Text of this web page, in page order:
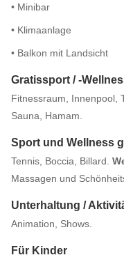
• Minibar
• Klimaanlage
• Balkon mit Landsicht
Gratissport / -
Fitnessraum, Innenpool,
Sauna, Hamam.
Sport und Wellness
Tennis, Boccia, Billard.
Massagen und
Unterhaltung /
Animation, Shows.
Für Kinder